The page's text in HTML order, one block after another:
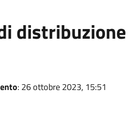
distribuzione
: 26 ottobre 2023, 15:51